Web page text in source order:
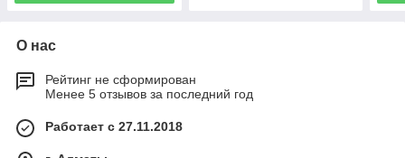
О нас
Рейтинг не сформирован
Менее 5 отзывов за последний год
Работает с 27.11.2018